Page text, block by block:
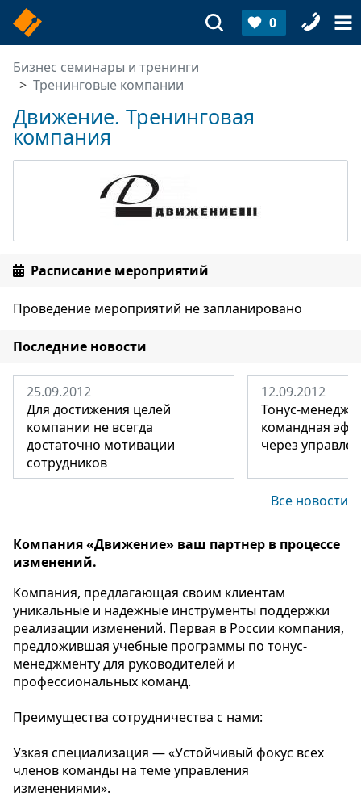
0
Бизнес семинары и тренинги
Тренинговые компании
Движение. Тренинговая
компания
Расписание мероприятий
Проведение мероприятий не запланировано
Последние новости
25.09.2012
Для достижения целей
компании не всегда
достаточно мотивации
сотрудников
12.09.2012
Тонус-
командная
через
Все новости
Компания «Движение» ваш партнер в процессе
изменений.
Компания, предлагающая своим клиентам
уникальные и надежные инструменты поддержки
реализации изменений. Первая в России компания,
предложившая учебные программы по тонус-
менеджменту для руководителей и
профессиональных команд.
Преимущества сотрудничества с нами:
Узкая специализация — «Устойчивый фокус всех
членов команды на теме управления
изменениями».